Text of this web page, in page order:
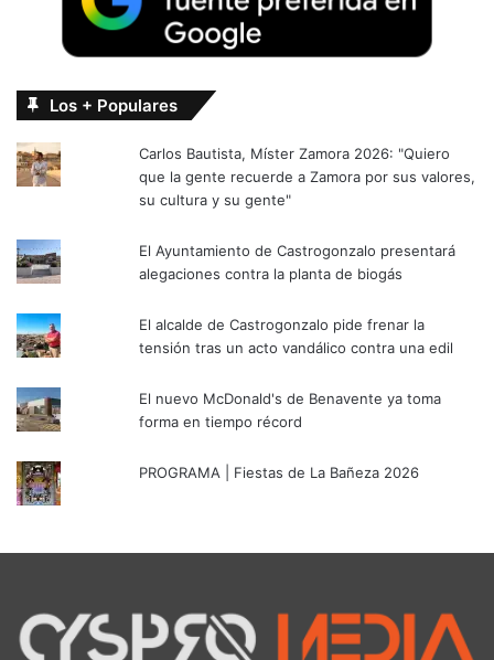
Los + Populares
Carlos Bautista, Míster Zamora 2026: "Quiero
que la gente recuerde a Zamora por sus valores,
su cultura y su gente"
El Ayuntamiento de Castrogonzalo presentará
alegaciones contra la planta de biogás
El alcalde de Castrogonzalo pide frenar la
tensión tras un acto vandálico contra una edil
El nuevo McDonald's de Benavente ya toma
forma en tiempo récord
PROGRAMA | Fiestas de La Bañeza 2026